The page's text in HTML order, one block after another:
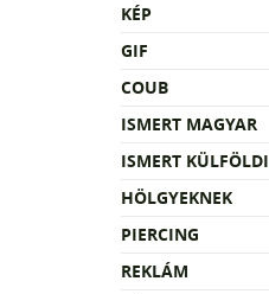
KÉP
GIF
COUB
ISMERT MAGYAR
ISMERT KÜLFÖLDI
HÖLGYEKNEK
PIERCING
REKLÁM